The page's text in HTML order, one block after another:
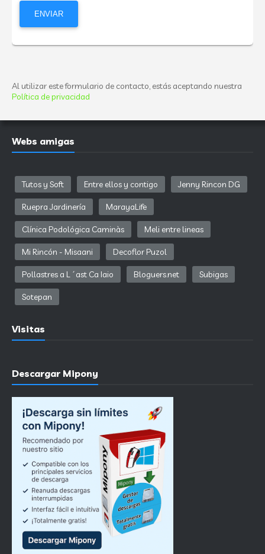
Al utilizar este formulario de contacto, estás aceptando nuestra
Política de privacidad
Webs amigas
Tutos y Soft Entre ellos y contigo Jenny Rincon DG
Ruepra Jardinería MarayaLife
Clínica Podológica Caminàs Meli entre lineas
Mi Rincón - Misaani Decoflor Puzol
Pollastres a L´ast Ca Iaio Bloguers.net Subigas
Sotepan
Visitas
Descargar Mipony